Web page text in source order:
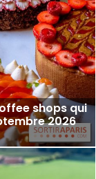
shops qui
2026